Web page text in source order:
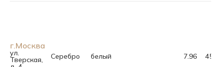
г.Москва
ул.
Тверская, Серебро белый 7.96 45.0